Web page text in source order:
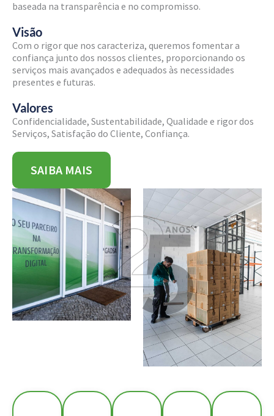
baseada na transparência e no compromisso.
Visão
Com o rigor que nos caracteriza, queremos fomentar a
confiança junto dos nossos clientes, proporcionando os
serviços mais avançados e adequados às necessidades
presentes e futuras.
Valores
Confidencialidade, Sustentabilidade, Qualidade e rigor dos
Serviços, Satisfação do Cliente, Confiança.
SAIBA MAIS